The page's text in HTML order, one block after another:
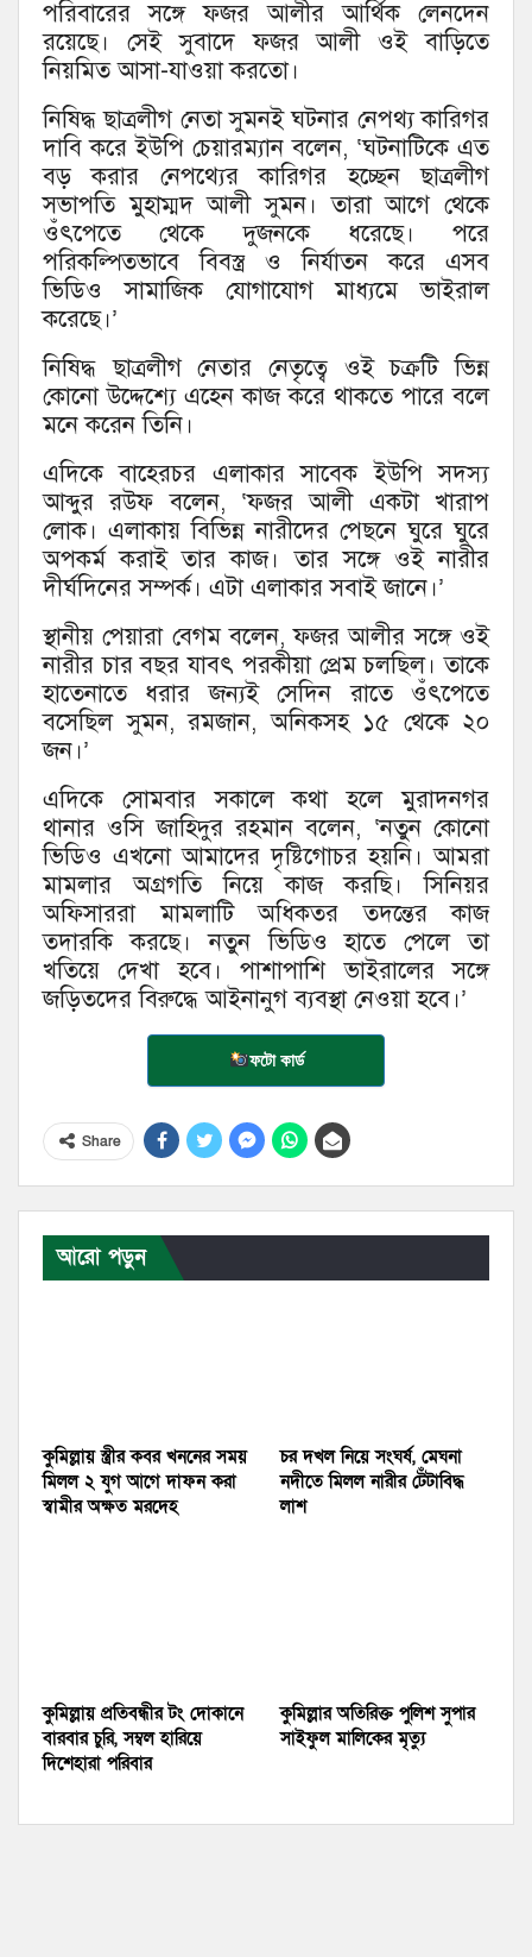
পরিবারের সঙ্গে ফজর আলীর আর্থিক লেনদেন
রয়েছে। সেই সুবাদে ফজর আলী ওই বাড়িতে
নিয়মিত আসা-যাওয়া করতো।
নিষিদ্ধ ছাত্রলীগ নেতা সুমনই ঘটনার নেপথ্য কারিগর
দাবি করে ইউপি চেয়ারম্যান বলেন, ‘ঘটনাটিকে এত
বড় করার নেপথ্যের কারিগর হচ্ছেন ছাত্রলীগ
সভাপতি মুহাম্মদ আলী সুমন। তারা আগে থেকে
ওঁৎপেতে থেকে দুজনকে ধরেছে। পরে
পরিকল্পিতভাবে বিবস্ত্র ও নির্যাতন করে এসব
ভিডিও সামাজিক যোগাযোগ মাধ্যমে ভাইরাল
করেছে।’
নিষিদ্ধ ছাত্রলীগ নেতার নেতৃত্বে ওই চক্রটি ভিন্ন
কোনো উদ্দেশ্যে এহেন কাজ করে থাকতে পারে বলে
মনে করেন তিনি।
এদিকে বাহেরচর এলাকার সাবেক ইউপি সদস্য
আব্দুর রউফ বলেন, ‘ফজর আলী একটা খারাপ
লোক। এলাকায় বিভিন্ন নারীদের পেছনে ঘুরে ঘুরে
অপকর্ম করাই তার কাজ। তার সঙ্গে ওই নারীর
দীর্ঘদিনের সম্পর্ক। এটা এলাকার সবাই জানে।’
স্থানীয় পেয়ারা বেগম বলেন, ফজর আলীর সঙ্গে ওই
নারীর চার বছর যাবৎ পরকীয়া প্রেম চলছিল। তাকে
হাতেনাতে ধরার জন্যই সেদিন রাতে ওঁৎপেতে
বসেছিল সুমন, রমজান, অনিকসহ ১৫ থেকে ২০
জন।’
এদিকে সোমবার সকালে কথা হলে মুরাদনগর
থানার ওসি জাহিদুর রহমান বলেন, ‘নতুন কোনো
ভিডিও এখনো আমাদের দৃষ্টিগোচর হয়নি। আমরা
মামলার অগ্রগতি নিয়ে কাজ করছি। সিনিয়র
অফিসাররা মামলাটি অধিকতর তদন্তের কাজ
তদারকি করছে। নতুন ভিডিও হাতে পেলে তা
খতিয়ে দেখা হবে। পাশাপাশি ভাইরালের সঙ্গে
জড়িতদের বিরুদ্ধে আইনানুগ ব্যবস্থা নেওয়া হবে।’
ফটো কার্ড
Share
আরো পড়ুন
কুমিল্লায় স্ত্রীর কবর খননের সময়
মিলল ২ যুগ আগে দাফন করা
স্বামীর অক্ষত মরদেহ
চর দখল নিয়ে সংঘর্ষ, মেঘনা
নদীতে মিলল নারীর টেঁটাবিদ্ধ
লাশ
কুমিল্লায় প্রতিবন্ধীর টং দোকানে
বারবার চুরি, সম্বল হারিয়ে
দিশেহারা পরিবার
কুমিল্লার অতিরিক্ত পুলিশ সুপার
সাইফুল মালিকের মৃত্যু